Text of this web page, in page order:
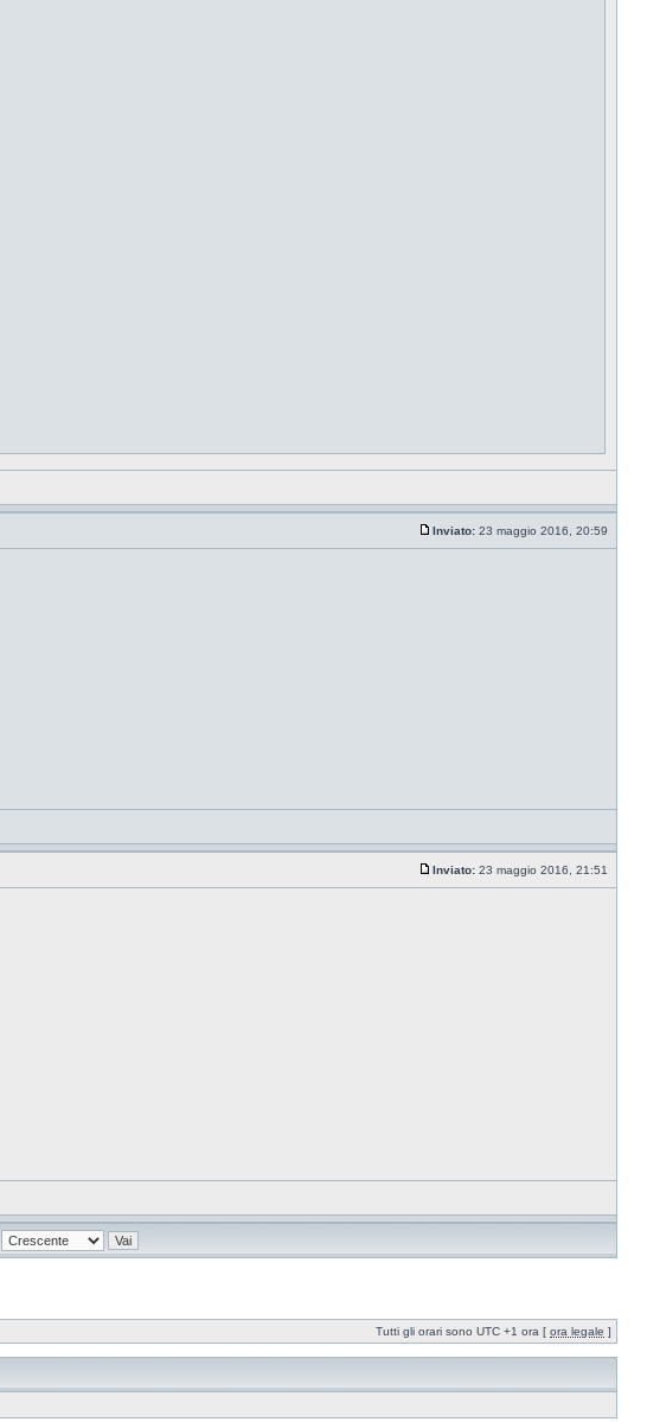
Inviato: 23 maggio 2016, 20:59
Inviato: 23 maggio 2016, 21:51
Tutti gli orari sono UTC +1 ora [ ora legale ]